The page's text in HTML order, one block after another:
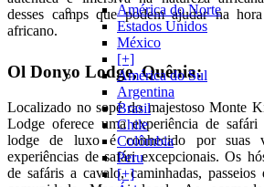
América do Norte
Estados Unidos
México
[+]
América do Sul
Argentina
Brasil
Chile
Colômbia
Peru
[+]
desses camps que podem ajudar na
africano.
Ol Donyo Lodge, Quênia:
Localizado no sopé do majestoso Monte
Lodge oferece uma experiência de
lodge de luxo é conhecido por suas
experiências de safári excepcionais. Os
de safáris a cavalo, caminhadas,